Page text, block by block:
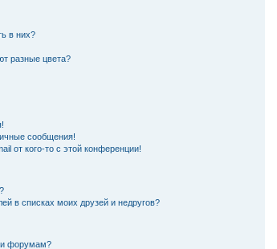
в них?
разные цвета?
сообщения!
от кого-то с этой конференции!
в списках моих друзей и недругов?
форумам?